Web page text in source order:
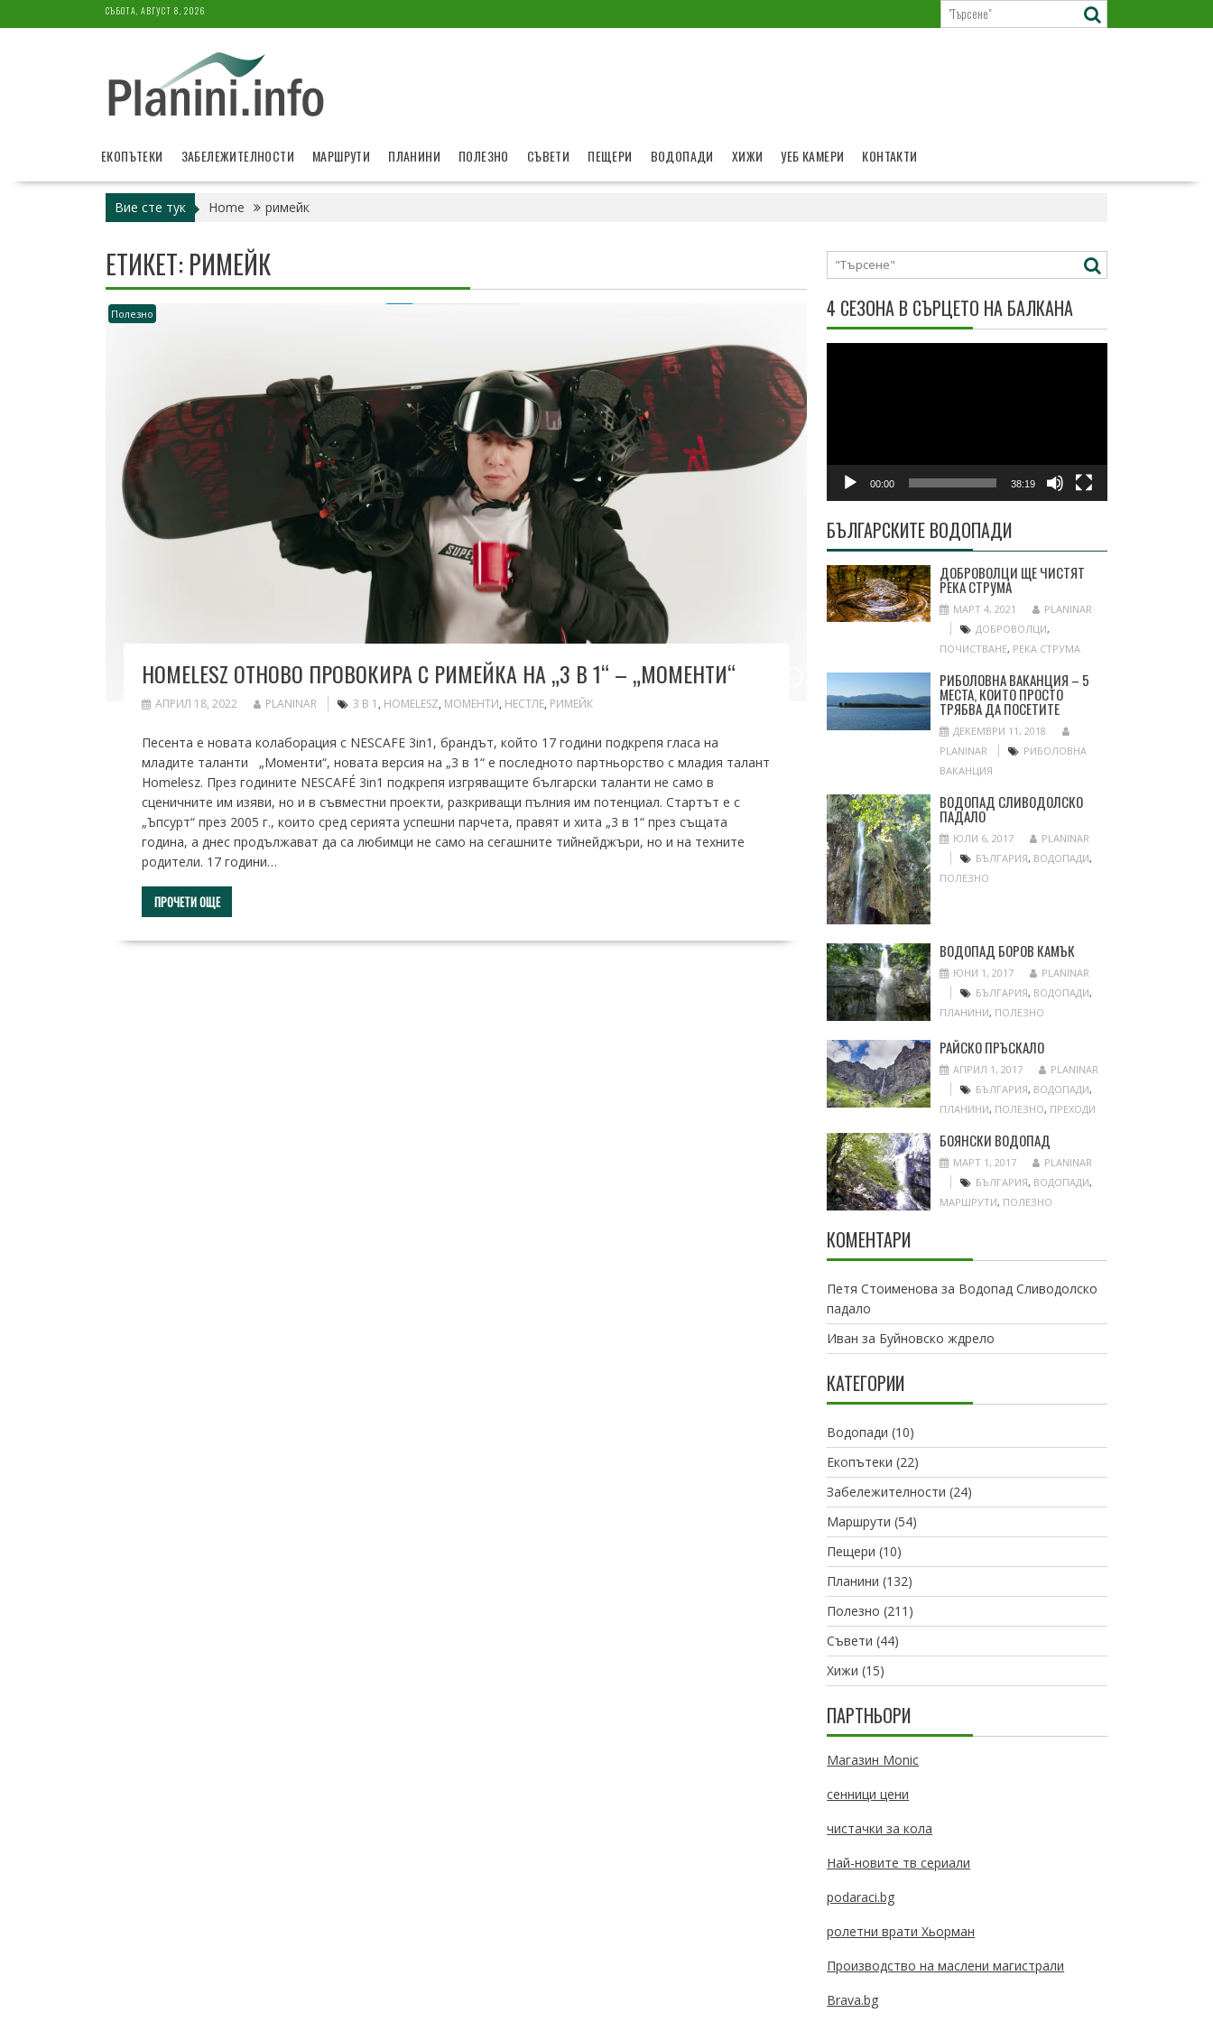
to
СЪБОТА, АВГУСТ 8, 2026
ЕКОПЪТЕКИ ЗАБЕЛЕЖИТЕЛНОСТИ МАРШРУТИ ПЛАНИНИ ПОЛЕЗНО СЪВЕТИ ПЕЩЕРИ ВОДОПАДИ ХИЖИ УЕБ КАМЕРИ КОНТАКТИ
Вие сте тук Home римейк
ЕТИКЕТ: РИМЕЙК
Полезно
HOMELESZ ОТНОВО ПРОВОКИРА С РИМЕЙКА НА „3 В 1“ – „МОМЕНТИ“
АПРИЛ 18, 2022 PLANINAR 3 В 1 , HOMELESZ, МОМЕНТИ, НЕСТЛЕ, РИМЕЙК
Песента е новата колаборация с NESCAFE 3in1, брандът, който 17 години подкрепя гласа на
младите таланти „Моменти“, новата версия на „3 в 1“ е последното партньорство с младия талант
Homelesz. През годините NESCAFÉ 3in1 подкрепя изгряващите български таланти не само в
сценичните им изяви, но и в съвместни проекти, разкриващи пълния им потенциал. Стартът е с
„Ъпсурт“ през 2005 г., които сред серията успешни парчета, правят и хита „3 в 1“ през същата
година, а днес продължават да са любимци не само на сегашните тийнейджъри, но и на техните
родители. 17 години…
ПРОЧЕТИ ОЩЕ
4 СЕЗОНА В СЪРЦЕТО НА БАЛКАНА
00:00 38:19
БЪЛГАРСКИТЕ ВОДОПАДИ
ДОБРОВОЛЦИ ЩЕ ЧИСТЯТ
РЕКА СТРУМА
МАРТ 4, 2021
PLANINAR
ДОБРОВОЛЦИ,
ПОЧИСТВАНЕ, РЕКА СТРУМА
РИБОЛОВНА ВАКАНЦИЯ – 5
МЕСТА, КОИТО ПРОСТО
ТРЯБВА ДА ПОСЕТИТЕ
ДЕКЕМВРИ 11, 2018
PLANINAR
РИБОЛОВНА
ВАКАНЦИЯ
ВОДОПАД СЛИВОДОЛСКО
ПАДАЛО
ЮЛИ 6, 2017
PLANINAR
БЪЛГАРИЯ, ВОДОПАДИ,
ПОЛЕЗНО
ВОДОПАД БОРОВ КАМЪК
ЮНИ 1, 2017
PLANINAR
БЪЛГАРИЯ, ВОДОПАДИ,
ПЛАНИНИ, ПОЛЕЗНО
РАЙСКО ПРЪСКАЛО
АПРИЛ 1, 2017
PLANINAR
БЪЛГАРИЯ, ВОДОПАДИ,
ПЛАНИНИ, ПОЛЕЗНО, ПРЕХОДИ
БОЯНСКИ ВОДОПАД
МАРТ 1, 2017
PLANINAR
БЪЛГАРИЯ, ВОДОПАДИ,
МАРШРУТИ, ПОЛЕЗНО
КОМЕНТАРИ
Петя Стоименова за Водопад Сливодолско
падало
Иван за Буйновско ждрело
КАТЕГОРИИ
Водопади (10)
Екопътеки (22)
Забележителности (24)
Маршрути (54)
Пещери (10)
Планини (132)
Полезно (211)
Съвети (44)
Хижи (15)
ПАРТНЬОРИ
Магазин Monic
сенници цени
чистачки за кола
Най-новите тв сериали
podaraci.bg
ролетни врати Хьорман
Производство на маслени магистрали
Brava.bg